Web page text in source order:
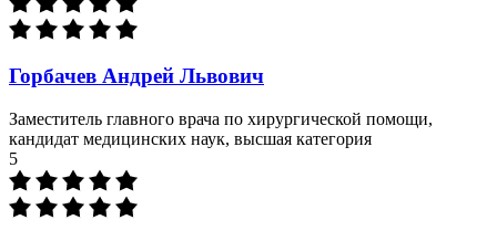
Горбачев Андрей Львович
Заместитель главного врача по хирургической помощи,
кандидат медицинских наук, высшая категория
5